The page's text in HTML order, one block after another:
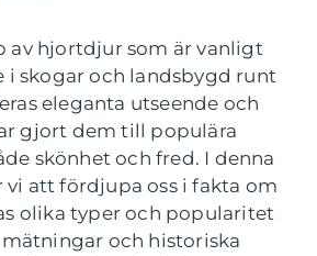
av hjortdjur som är vanligt
i skogar och landsbygd runt
eleganta utseende och
gjort dem till populära
skönhet och fred. I denna
att fördjupa oss i fakta om
olika typer och popularitet
och historiska